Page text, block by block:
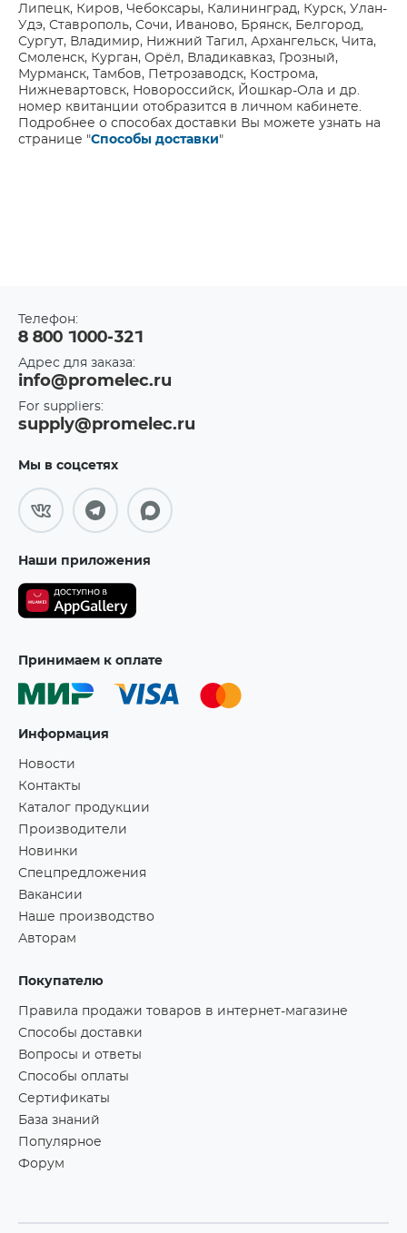
Липецк, Киров, Чебоксары, Калининград, Курск, Улан-
Удэ, Ставрополь, Сочи, Иваново, Брянск, Белгород,
Сургут, Владимир, Нижний Тагил, Архангельск, Чита,
Смоленск, Курган, Орёл, Владикавказ, Грозный,
Мурманск, Тамбов, Петрозаводск, Кострома,
Нижневартовск, Новороссийск, Йошкар-Ола и др.
номер квитанции отобразится в личном кабинете.
Подробнее о способах доставки Вы можете узнать на
странице "Способы доставки"
Телефон:
8 800 1000-321
Адрес для заказа:
info@promelec.ru
For suppliers:
supply@promelec.ru
Мы в соцсетях
Наши приложения
Принимаем к оплате
Информация
Новости
Контакты
Каталог продукции
Производители
Новинки
Спецпредложения
Вакансии
Наше производство
Авторам
Покупателю
Правила продажи товаров в интернет-магазине
Способы доставки
Вопросы и ответы
Способы оплаты
Сертификаты
База знаний
Популярное
Форум